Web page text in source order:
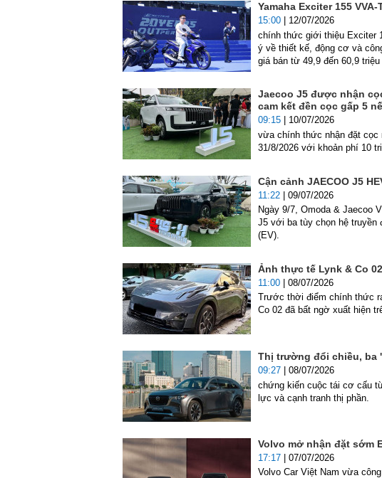
Yamaha Exciter 155
15:00 | 12/07/2026
chính thức giới thiệu Exciter
ý về thiết kế, động cơ và
giá bán từ 49,9 đến 60,9 triệu
Jaecoo J5 được nhận
cam kết đền cọc gấp 5
09:15 | 10/07/2026
vừa chính thức nhận đặt cọc
31/8/2026 với khoản phí 10
Cận cảnh JAECOO J5
11:22 | 09/07/2026
Ngày 9/7, Omoda & Jaecoo
J5 với ba tùy chọn hệ truyền
(EV).
Ảnh thực tế Lynk & Co
11:00 | 08/07/2026
Trước thời điểm chính thức
Co 02 đã bất ngờ xuất hiện
Thị trường đổi chiều, ba
09:27 | 08/07/2026
chứng kiến cuộc tái cơ cấu
lực và cạnh tranh thị phần.
Volvo mở nhận đặt sớm
17:17 | 07/07/2026
Volvo Car Việt Nam vừa